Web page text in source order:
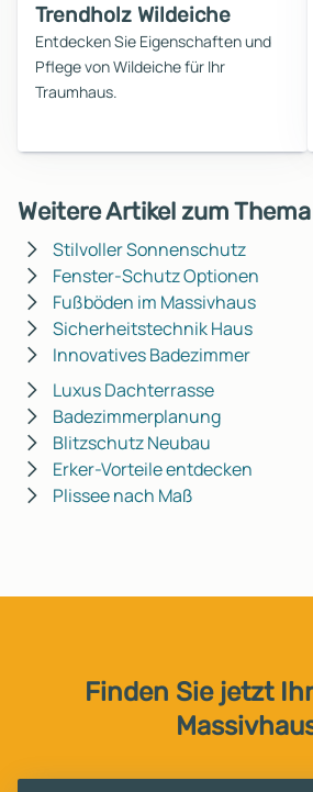
Trendholz Wildeiche
Entdecken Sie Eigenschaften und
Pflege von Wildeiche für Ihr
Traumhaus.
Weitere Artikel zum Thema
Stilvoller Sonnenschutz
Fenster-Schutz Optionen
Fußböden im Massivhaus
Sicherheitstechnik Haus
Innovatives Badezimmer
Luxus Dachterrasse
Badezimmerplanung
Blitzschutz Neubau
Erker-Vorteile entdecken
Plissee nach Maß
Finden Sie jetzt